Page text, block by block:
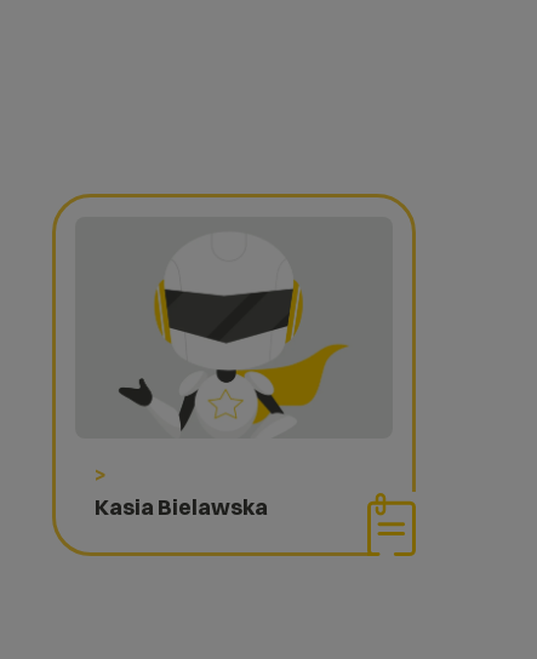
>
Kasia Bielawska